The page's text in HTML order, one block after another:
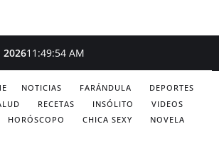
11:49:55 AM
NOTICIAS FARÁNDULA
DEPORTES
RECETAS INSÓLITO
VIDEOS
HORÓSCOPO
CHICA SEXY NOVELA